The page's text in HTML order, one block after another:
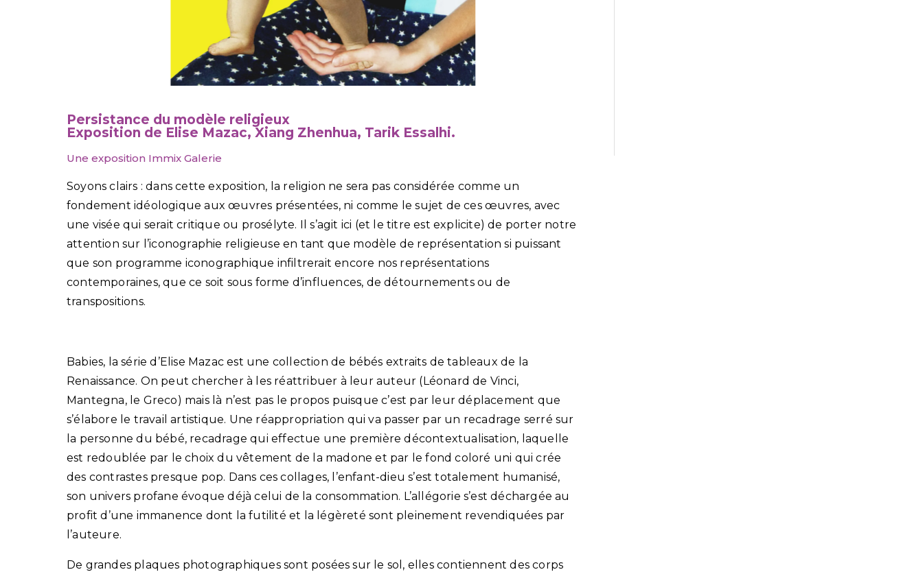
Persistance du modèle religieux
Exposition de Elise Mazac, Xiang Zhenhua, Tarik Essalhi.
Une exposition Immix Galerie
Soyons clairs : dans cette exposition, la religion ne sera pas considérée comme un
fondement idéologique aux œuvres présentées, ni comme le sujet de ces œuvres, avec
une visée qui serait critique ou prosélyte. Il s’agit ici (et le titre est explicite) de porter notre
attention sur l’iconographie religieuse en tant que modèle de représentation si puissant
que son programme iconographique infiltrerait encore nos représentations
contemporaines, que ce soit sous forme d’influences, de détournements ou de
transpositions.
Babies, la série d’Elise Mazac est une collection de bébés extraits de tableaux de la
Renaissance. On peut chercher à les réattribuer à leur auteur (Léonard de Vinci,
Mantegna, le Greco) mais là n’est pas le propos puisque c’est par leur déplacement que
s’élabore le travail artistique. Une réappropriation qui va passer par un recadrage serré sur
la personne du bébé, recadrage qui effectue une première décontextualisation, laquelle
est redoublée par le choix du vêtement de la madone et par le fond coloré uni qui crée
des contrastes presque pop. Dans ces collages, l’enfant-dieu s’est totalement humanisé,
son univers profane évoque déjà celui de la consommation. L’allégorie s’est déchargée au
profit d’une immanence dont la futilité et la légèreté sont pleinement revendiquées par
l’auteure.
De grandes plaques photographiques sont posées sur le sol, elles contiennent des corps